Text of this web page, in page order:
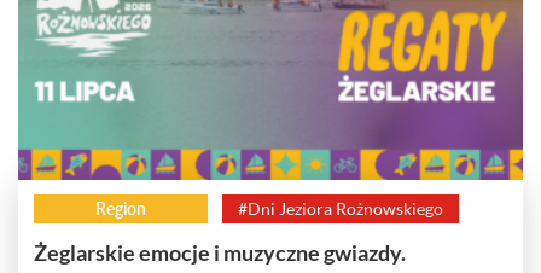
Region #Dni Jeziora Rożnowskiego
Żeglarskie emocje i muzyczne gwiazdy.